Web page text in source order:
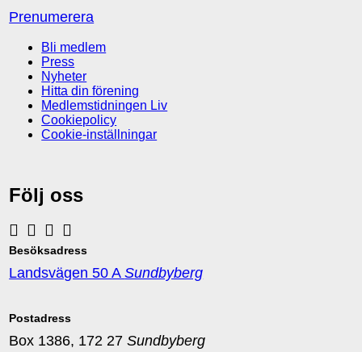
Prenumerera
Bli medlem
Press
Nyheter
Hitta din förening
Medlemstidningen Liv
Cookiepolicy
Cookie-inställningar
Följ oss
Besöksadress
Landsvägen 50 ASundbyberg
Postadress
Box 1386, 172 27Sundbyberg